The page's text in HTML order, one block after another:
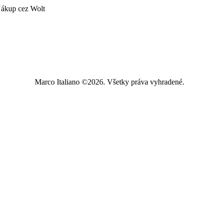
cez Wolt
Marco Italiano ©2026. Všetky práva vyhradené.